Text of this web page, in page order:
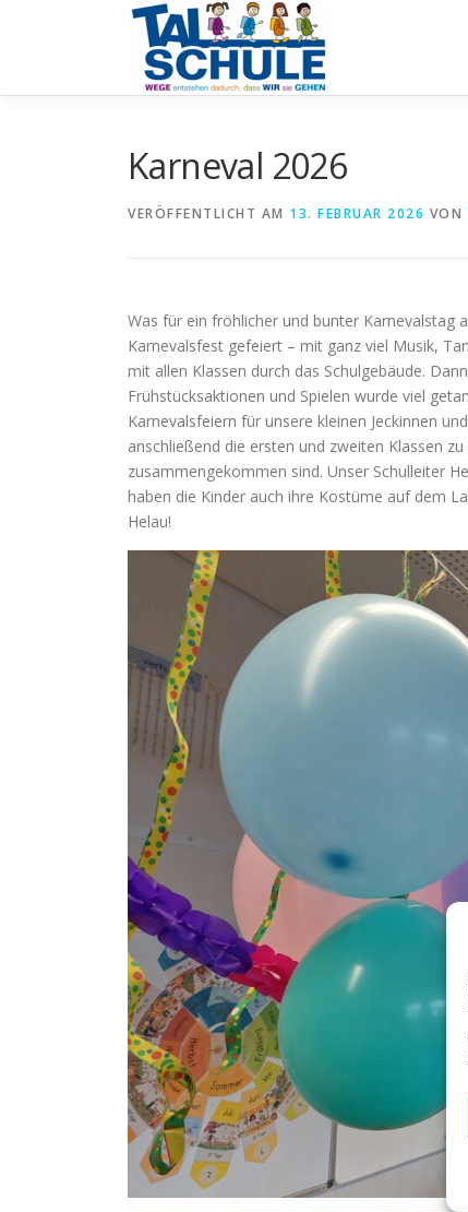
Karneval 2026
VERÖFFENTLICHT AM 13. FEBRUAR 2026 VON
Was für ein fröhlicher und bunter Karnevalstag
Karnevalsfest gefeiert – mit ganz viel Musik,
mit allen Klassen durch das Schulgebäude.
Frühstücksaktionen und Spielen wurde viel
Karnevalsfeiern für unsere kleinen Jeckinnen
anschließend die ersten und zweiten Klassen
zusammengekommen sind. Unser Schulleiter
haben die Kinder auch ihre Kostüme auf dem
Helau!